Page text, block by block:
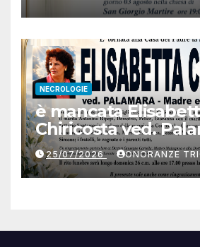
NECROLOGIE
è mancata
Chiricosta ved.
25/07/2026 ONORANZE